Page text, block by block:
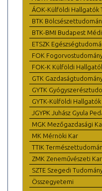
ÁOK-Külföldi Hallgatók
BTK
BTK-BMI Budapest
ETSZK
FOK
FOK-K Külföldi
GTK
GYTK
GYTK-Külföldi
JGYPK Juhász Gyula
MGK Mezőgazdasági
MK Mérnöki Kar
TTIK
ZMK Zeneművészeti Kar
SZTE Szegedi
Összegyetemi